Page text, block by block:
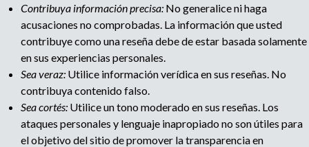
d
e
r
e
c
l
u
t
a
Contribuya información precisa: No generalice ni haga
acusaciones no comprobadas. La información que usted
contribuye como una reseña debe de estar basada solamente
en sus experiencias personales.
Sea veraz: Utilice información verídica en sus reseñas. No
contribuya contenido falso.
Sea cortés: Utilice un tono moderado en sus reseñas. Los
ataques personales y lenguaje inapropiado no son útiles para
el objetivo del sitio de promover la transparencia en